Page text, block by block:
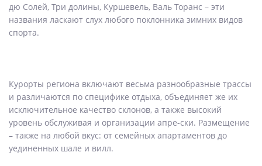
дю Солей, Три долины, Куршевель, Валь Торанс – эти
названия ласкают слух любого поклонника зимних видов
спорта.
Курорты региона включают весьма разнообразные трассы
и различаются по специфике отдыха, объединяет же их
исключительное качество склонов, а также высокий
уровень обслуживая и организации апре-ски. Размещение
– также на любой вкус: от семейных апартаментов до
уединенных шале и вилл.